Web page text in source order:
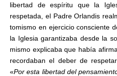
libertad de espíritu que la
respetada, el Padre Orlandis
tomismo en ejercicio consciente
la Iglesia garantizaba desde la
mismo explicaba que había
recordaban el deber de
«Por esta libertad del